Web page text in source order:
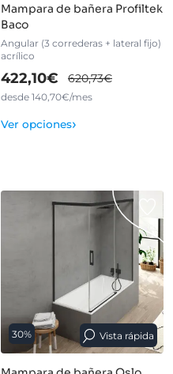
Mampara de bañera Profiltek
Baco
Angular (3 correderas + lateral fijo)
acrílico
422,10€ 620,73€
desde 140,70€/mes
Ver opciones›
30% Vista rápida